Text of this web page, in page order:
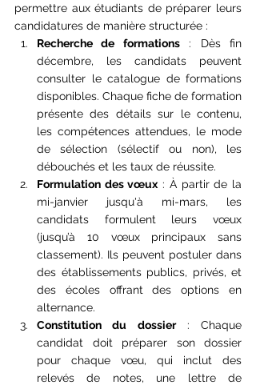
permettre aux étudiants de préparer leurs
candidatures de manière structurée :
Recherche de formations : Dès fin
décembre, les candidats peuvent
consulter le catalogue de formations
disponibles. Chaque fiche de formation
présente des détails sur le contenu,
les compétences attendues, le mode
de sélection (sélectif ou non), les
débouchés et les taux de réussite​.
Formulation des vœux : À partir de la
mi-janvier jusqu'à mi-mars, les
candidats formulent leurs vœux
(jusqu’à 10 vœux principaux sans
classement). Ils peuvent postuler dans
des établissements publics, privés, et
des écoles offrant des options en
alternance.
Constitution du dossier : Chaque
candidat doit préparer son dossier
pour chaque vœu, qui inclut des
relevés de notes, une lettre de